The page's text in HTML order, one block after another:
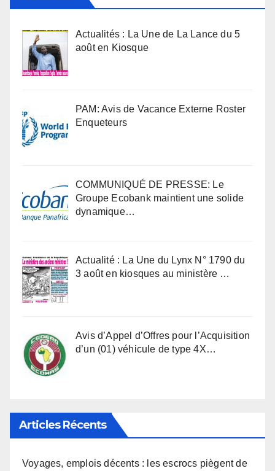
Actualités : La Une de La Lance du 5
août en Kiosque
PAM: Avis de Vacance Externe Roster
Enqueteurs
COMMUNIQUÉ DE PRESSE: Le
Groupe Ecobank maintient une solide
dynamique…
Actualité : La Une du Lynx N° 1790 du
3 août en kiosques au ministère …
Avis d’Appel d’Offres pour l’Acquisition
d’un (01) véhicule de type 4X…
Articles Récents
Voyages, emplois décents : les escrocs piègent de